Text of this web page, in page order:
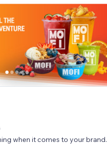
when it comes to your brand.